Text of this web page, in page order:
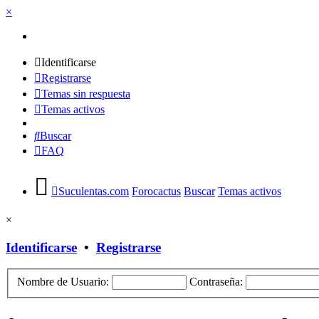
×
Identificarse
Registrarse
Temas sin respuesta
Temas activos
Buscar
FAQ
Suculentas.com Forocactus Buscar Temas activos
×
Identificarse • Registrarse
Nombre de Usuario: Contraseña: